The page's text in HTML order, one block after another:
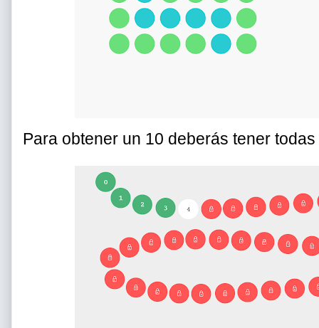
Para obtener un 10 deberás tener